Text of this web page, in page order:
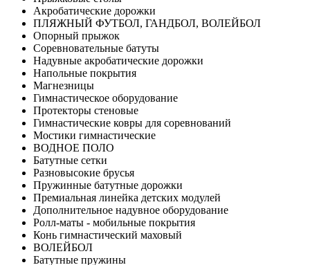
Акробатические дорожки
ПЛЯЖНЫЙ ФУТБОЛ, ГАНДБОЛ, ВОЛЕЙБОЛ
Опорный прыжок
Соревновательные батуты
Надувные акробатические дорожки
Напольные покрытия
Магнезницы
Гимнастическое оборудование
Протекторы стеновые
Гимнастические ковры для соревнований
Мостики гимнастические
ВОДНОЕ ПОЛО
Батутные сетки
Разновысокие брусья
Пружинные батутные дорожки
Премиальная линейка детских модулей
Дополнительное надувное оборудование
Ролл-маты - мобильные покрытия
Конь гимнастический маховый
ВОЛЕЙБОЛ
Батутные пружины